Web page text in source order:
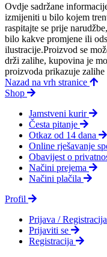
Ovdje sadržane
izmijeniti u bilo kojem
raspitajte se prije
bilo kakve promjene ili
ilustracije.Proizvod se
drži zalihe, kupovina je
proizvoda prikazuje zalihe
Nazad na vrh stranice
Shop
Jamstveni kurir
Česta pitanje
Otkaz od 14 dana
Online rješavanje
Obavijest o
Načini prejema
Načini plačila
Profil
Prijava / Registracija
Prijaviti se
Registracija